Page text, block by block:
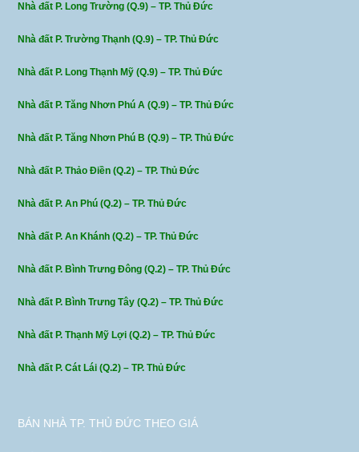
Nhà đất P. Long Trường (Q.9) – TP. Thủ Đức
Nhà đất P. Trường Thạnh (Q.9) – TP. Thủ Đức
Nhà đất P. Long Thạnh Mỹ (Q.9) – TP. Thủ Đức
Nhà đất P. Tăng Nhơn Phú A (Q.9) – TP. Thủ Đức
Nhà đất P. Tăng Nhơn Phú B (Q.9) – TP. Thủ Đức
Nhà đất P. Thảo Điền (Q.2) – TP. Thủ Đức
Nhà đất P. An Phú (Q.2) – TP. Thủ Đức
Nhà đất P. An Khánh (Q.2) – TP. Thủ Đức
Nhà đất P. Bình Trưng Đông (Q.2) – TP. Thủ Đức
Nhà đất P. Bình Trưng Tây (Q.2) – TP. Thủ Đức
Nhà đất P. Thạnh Mỹ Lợi (Q.2) – TP. Thủ Đức
Nhà đất P. Cát Lái (Q.2) – TP. Thủ Đức
BÁN NHÀ TP. THỦ ĐỨC THEO GIÁ